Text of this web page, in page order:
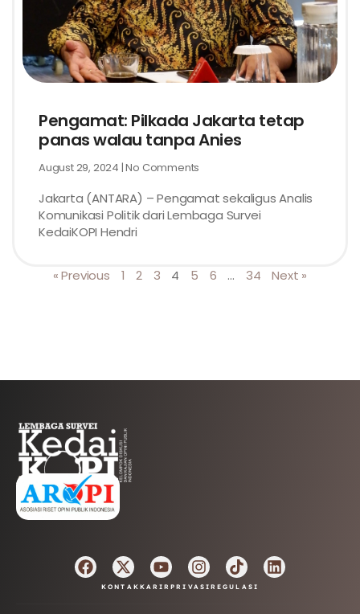
Pengamat: Pilkada Jakarta tetap
panas walau tanpa Anies
August 29, 2024 No Comments
Jakarta (ANTARA) – Pengamat sekaligus Analis
Komunikasi Politik dari Lembaga Survei
KedaiKOPI Hendri
« Previous 1 2 3 4 5 6 … 34 Next »
AFILIASI
KONTAK KARIRPRIVASI REGULASI